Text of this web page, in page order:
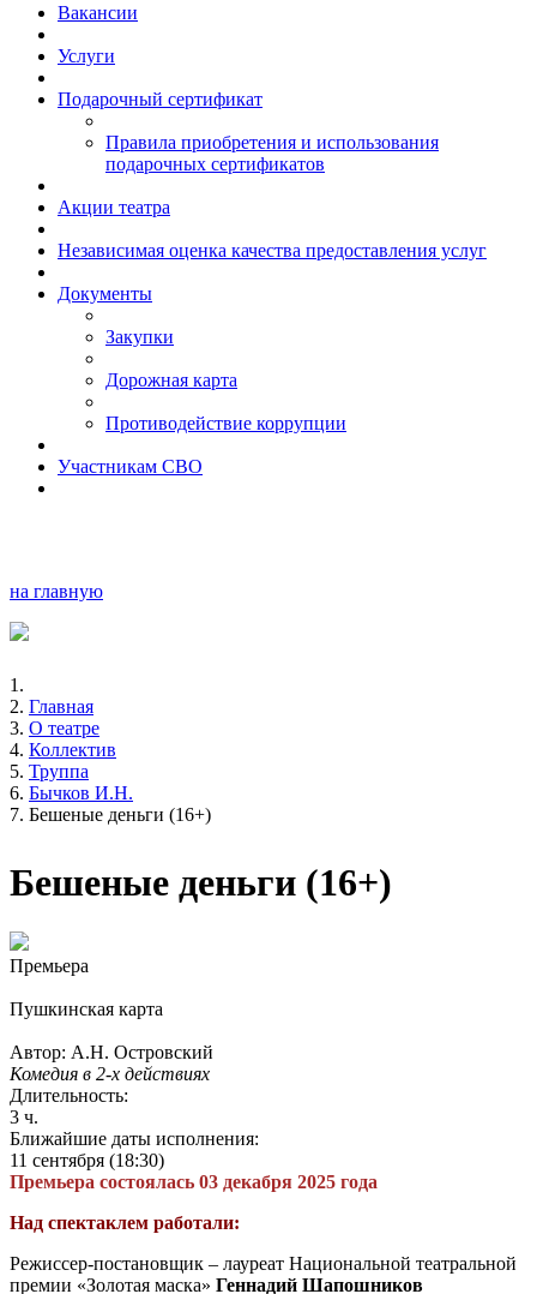
Вакансии
Услуги
Подарочный сертификат
Правила приобретения и использования
подарочных сертификатов
Акции театра
Независимая оценка качества предоставления услуг
Документы
Закупки
Дорожная карта
Противодействие коррупции
Участникам СВО
на главную
Главная
О театре
Коллектив
Труппа
Бычков И.Н.
Бешеные деньги (16+)
Бешеные деньги (16+)
Премьера
Пушкинская карта
Автор: А.Н. Островский
Комедия в 2-х действиях
Длительность:
3 ч.
Ближайшие даты исполнения:
11 сентября (18:30)
Премьера состоялась 03 декабря 2025 года
Над спектаклем работали:
Режиссер-постановщик – лауреат Национальной театральной
премии «Золотая маска» Геннадий Шапошников